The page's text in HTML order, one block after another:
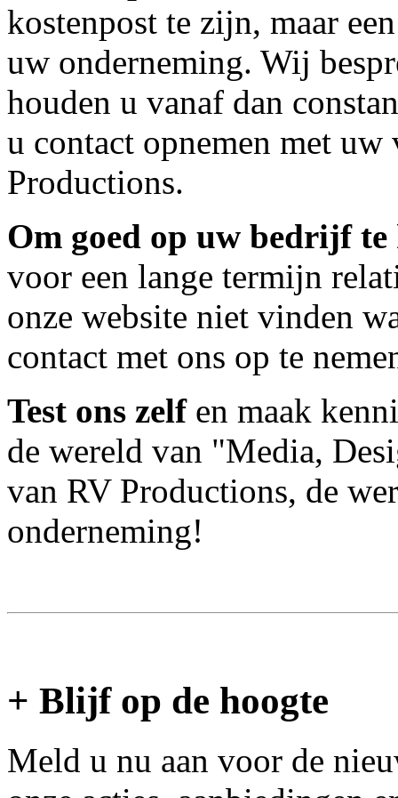
kostenpost te zijn, maar
uw onderneming. Wij
houden u vanaf dan
u contact opnemen met uw
Productions.
Om goed op uw bedrijf
voor een lange termijn
onze website niet vinden
contact met ons op te
Test ons zelfen maak
de wereld van "Media,
van RV Productions, de
onderneming!
+ Blijf op de hoogte
Meld u nu aan voor de